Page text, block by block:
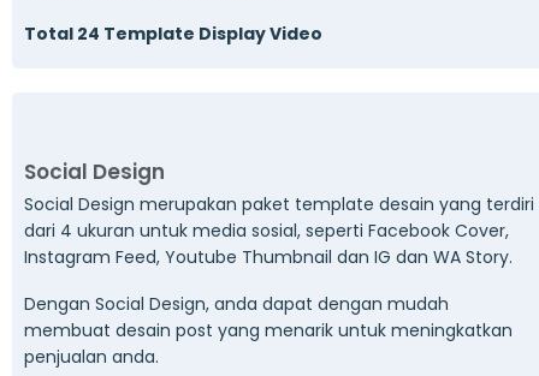
Total 24 Template Display Video
Social Design
Social Design merupakan paket template desain yang terdiri
dari 4 ukuran untuk media sosial, seperti Facebook Cover,
Instagram Feed, Youtube Thumbnail dan IG dan WA Story.
Dengan Social Design, anda dapat dengan mudah
membuat desain post yang menarik untuk meningkatkan
penjualan anda.